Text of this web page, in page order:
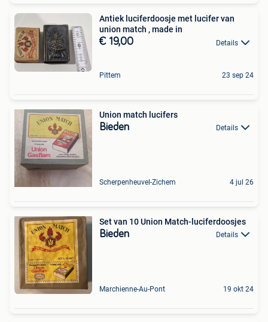
Antiek luciferdoosje met lucifer van
union match , made in
€ 19,00 Details
Pittem 23 sep 24
Union match lucifers
Bieden Details
Scherpenheuvel-Zichem 4 jul 26
Set van 10 Union Match-luciferdoosjes
Bieden Details
Marchienne-Au-Pont 19 okt 24